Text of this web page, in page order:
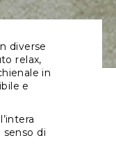
diverse
relax,
in
e
di